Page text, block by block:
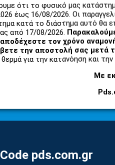
ότι το φυσικό μας
έως 16/08/2026. Οι
κατά το διάστημα αυτό θα
από 17/08/2026.
τον χρόνο
την αποστολή σας μετά
για την κατανόηση και
Με
Εγγραφείτε στο
πρώτοι τις
pds.com.gr